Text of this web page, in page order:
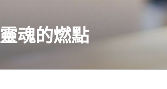
靈魂的燃點